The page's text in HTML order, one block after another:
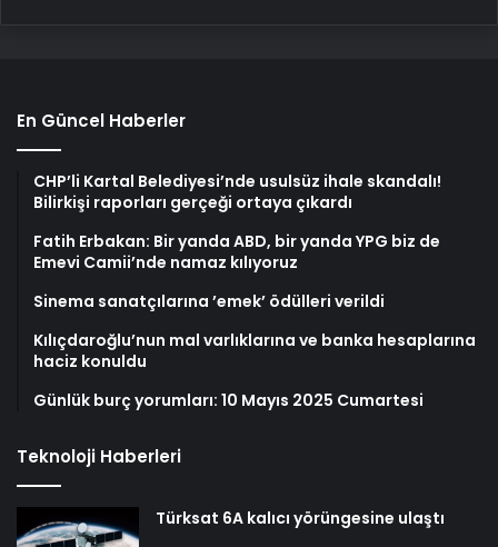
En Güncel Haberler
CHP’li Kartal Belediyesi’nde usulsüz ihale skandalı!
Bilirkişi raporları gerçeği ortaya çıkardı
Fatih Erbakan: Bir yanda ABD, bir yanda YPG biz de
Emevi Camii’nde namaz kılıyoruz
Sinema sanatçılarına ’emek’ ödülleri verildi
Kılıçdaroğlu’nun mal varlıklarına ve banka hesaplarına
haciz konuldu
Günlük burç yorumları: 10 Mayıs 2025 Cumartesi
Teknoloji Haberleri
Türksat 6A kalıcı yörüngesine ulaştı